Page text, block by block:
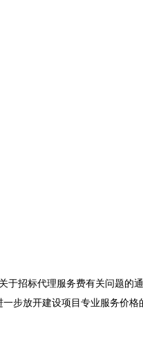
招标代理服务费有关问题的
步放开建设项目专业服务价格